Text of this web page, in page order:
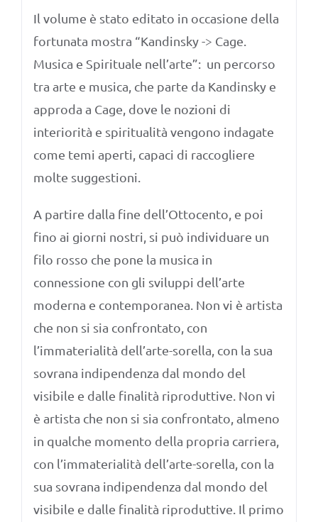
Il volume è stato editato in occasione della
fortunata mostra “Kandinsky -> Cage.
Musica e Spirituale nell’arte”: un percorso
tra arte e musica, che parte da Kandinsky e
approda a Cage, dove le nozioni di
interiorità e spiritualità vengono indagate
come temi aperti, capaci di raccogliere
molte suggestioni.
A partire dalla fine dell’Ottocento, e poi
fino ai giorni nostri, si può individuare un
filo rosso che pone la musica in
connessione con gli sviluppi dell’arte
moderna e contemporanea. Non vi è artista
che non si sia confrontato, con
l’immaterialità dell’arte-sorella, con la sua
sovrana indipendenza dal mondo del
visibile e dalle finalità riproduttive. Non vi
è artista che non si sia confrontato, almeno
in qualche momento della propria carriera,
con l’immaterialità dell’arte-sorella, con la
sua sovrana indipendenza dal mondo del
visibile e dalle finalità riproduttive. Il primo